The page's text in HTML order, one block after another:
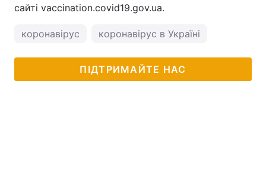
сайті vaccination.covid19.gov.ua.
коронавірус коронавірус в Україні
ПІДТРИМАЙТЕ НАС